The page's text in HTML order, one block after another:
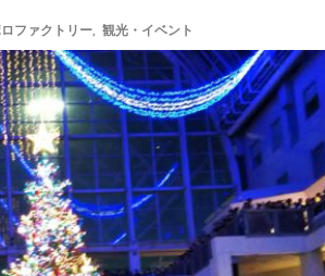
ファクトリー, 観光・イベント